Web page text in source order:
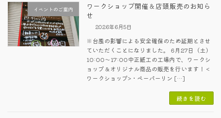
イベントのご案内
ワークショップ開催＆店頭販売のお知ら
せ
2026年6月5日
※台風の影響による安全確保のため延期とさせ
ていただくことになりました。 6月27日（土）
10:00～17:00中正紙工の工場内で、ワークシ
ョップ＆オリジナル商品の販売を行います！ <
ワークショップ>・ペーパーリン […]
続きを読む